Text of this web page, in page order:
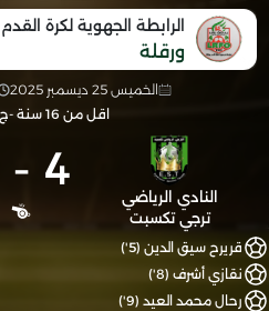
الرابطة الجهوية لكرة القدم
ورقلة
الخميس 25 ديسمبر 2025
اقل من 16 سنة -ج
النادي الرياضي
ترجي تكسبت
4
-
قريرح سيق الدين (5')
نقازي أشرف (8')
رحال محمد العيد (9')